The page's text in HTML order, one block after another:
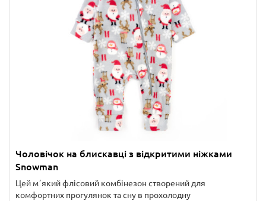
Чоловічок на блискавці з відкритими ніжками
Snowman
Цей мʼякий флісовий комбінезон створений для
комфортних прогулянок та сну в прохолодну